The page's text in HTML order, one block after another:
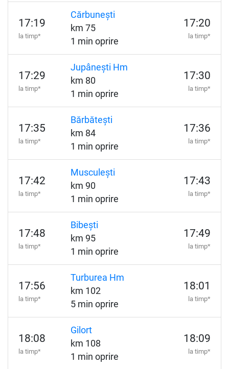
17:19
la timp*
Cărbunești
km 75
1 min oprire
17:20
la timp*
17:29
la timp*
Jupânești Hm
km 80
1 min oprire
17:30
la timp*
17:35
la timp*
Bărbătești
km 84
1 min oprire
17:36
la timp*
17:42
la timp*
Musculești
km 90
1 min oprire
17:43
la timp*
17:48
la timp*
Bibești
km 95
1 min oprire
17:49
la timp*
17:56
la timp*
Turburea Hm
km 102
5 min oprire
18:01
la timp*
18:08
la timp*
Gilort
km 108
1 min oprire
18:09
la timp*